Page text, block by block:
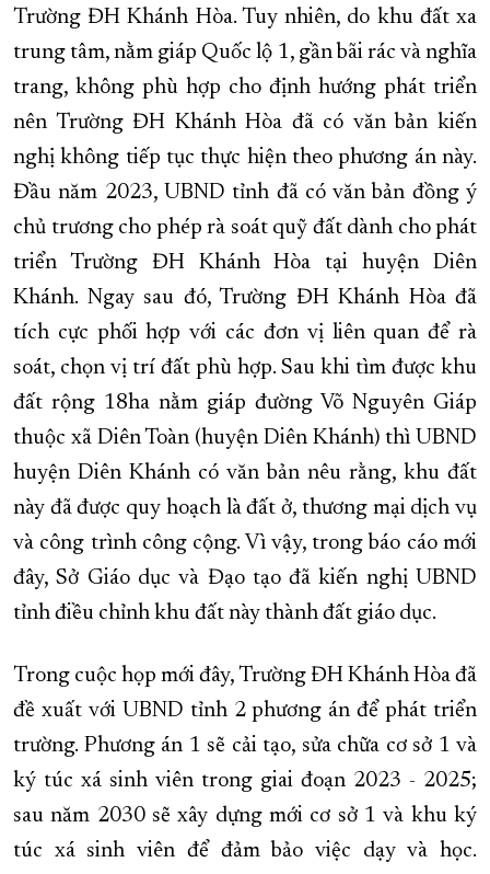
Trường ĐH Khánh Hòa. Tuy nhiên, do khu đất xa
trung tâm, nằm giáp Quốc lộ 1, gần bãi rác và nghĩa
trang, không phù hợp cho định hướng phát triển
nên Trường ĐH Khánh Hòa đã có văn bản kiến
nghị không tiếp tục thực hiện theo phương án này.
Đầu năm 2023, UBND tỉnh đã có văn bản đồng ý
chủ trương cho phép rà soát quỹ đất dành cho phát
triển Trường ĐH Khánh Hòa tại huyện Diên
Khánh. Ngay sau đó, Trường ĐH Khánh Hòa đã
tích cực phối hợp với các đơn vị liên quan để rà
soát, chọn vị trí đất phù hợp. Sau khi tìm được khu
đất rộng 18ha nằm giáp đường Võ Nguyên Giáp
thuộc xã Diên Toàn (huyện Diên Khánh) thì UBND
huyện Diên Khánh có văn bản nêu rằng, khu đất
này đã được quy hoạch là đất ở, thương mại dịch vụ
và công trình công cộng. Vì vậy, trong báo cáo mới
đây, Sở Giáo dục và Đạo tạo đã kiến nghị UBND
tỉnh điều chỉnh khu đất này thành đất giáo dục.
Trong cuộc họp mới đây, Trường ĐH Khánh Hòa đã
đề xuất với UBND tỉnh 2 phương án để phát triển
trường. Phương án 1 sẽ cải tạo, sửa chữa cơ sở 1 và
ký túc xá sinh viên trong giai đoạn 2023 - 2025;
sau năm 2030 sẽ xây dựng mới cơ sở 1 và khu ký
túc xá sinh viên để đảm bảo việc dạy và học.